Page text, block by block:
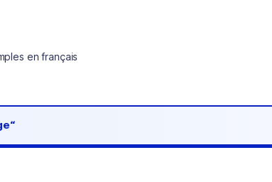
en français